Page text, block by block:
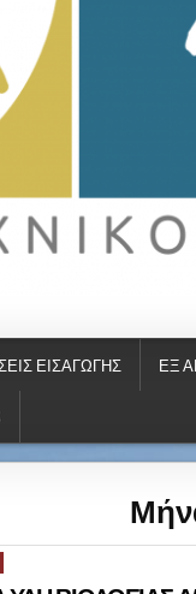
ΕΙΣΑΓΩΓΉΣ ΕΞ